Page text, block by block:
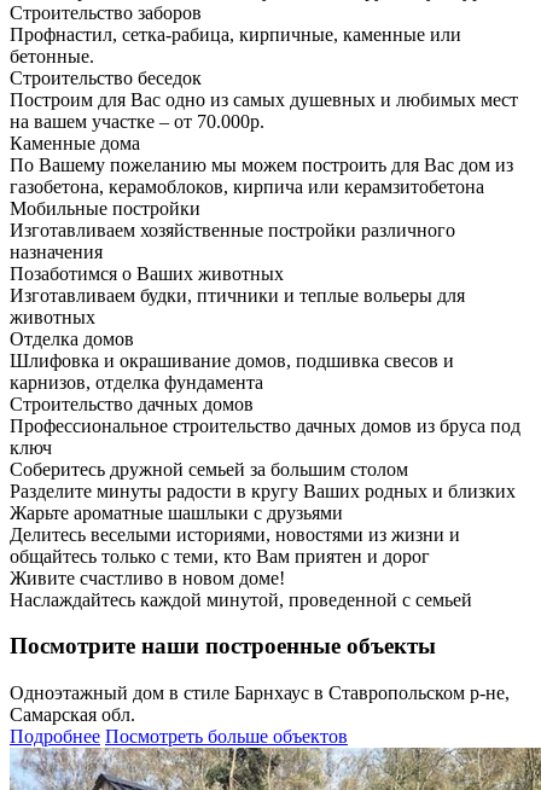
Строительство заборов
Профнастил, сетка-рабица, кирпичные, каменные или
бетонные.
Строительство беседок
Построим для Вас одно из самых душевных и любимых мест
на вашем участке – от 70.000р.
Каменные дома
По Вашему пожеланию мы можем построить для Вас дом из
газобетона, керамоблоков, кирпича или керамзитобетона
Мобильные постройки
Изготавливаем хозяйственные постройки различного
назначения
Позаботимся о Ваших животных
Изготавливаем будки, птичники и теплые вольеры для
животных
Отделка домов
Шлифовка и окрашивание домов, подшивка свесов и
карнизов, отделка фундамента
Строительство дачных домов
Профессиональное строительство дачных домов из бруса под
ключ
Соберитесь дружной семьей за большим столом
Разделите минуты радости в кругу Ваших родных и близких
Жарьте ароматные шашлыки с друзьями
Делитесь веселыми историями, новостями из жизни и
общайтесь только с теми, кто Вам приятен и дорог
Живите счастливо в новом доме!
Наслаждайтесь каждой минутой, проведенной с семьей
Посмотрите наши построенные объекты
Одноэтажный дом в стиле Барнхаус в Ставропольском р-не,
Самарская обл.
Подробнее Посмотреть больше объектов